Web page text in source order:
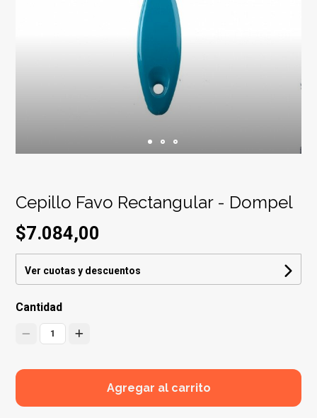
Cepillo Favo Rectangular - Dompel
$7.084,00
Ver cuotas y descuentos
Cantidad
1
Agregar al carrito